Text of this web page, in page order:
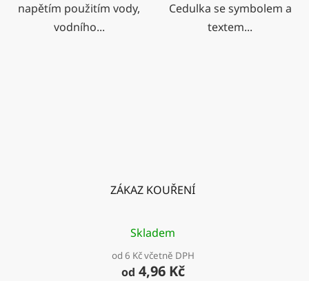
napětím použitím vody,
vodního...
Cedulka se symbolem a
textem...
ZÁKAZ KOUŘENÍ
Skladem
od 6 Kč včetně DPH
od 4,96 Kč